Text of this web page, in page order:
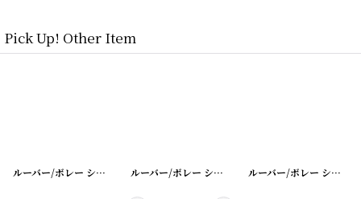
Pick Up! Other Item
] ルーバー/ボレー シャッター [20200401-9] ルーバー/ボレー シャッター [20200401-11 ルーバー/ボレー シャッター